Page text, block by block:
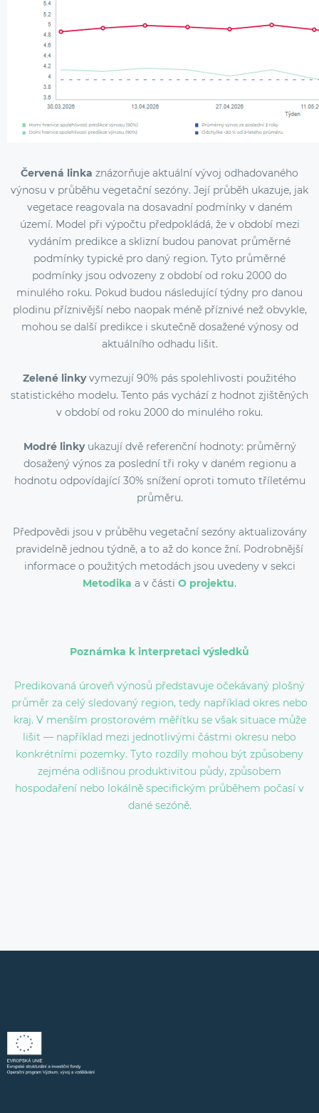
Červená linka znázorňuje aktuální vývoj odhadovaného
výnosu v průběhu vegetační sezóny. Její průběh ukazuje, jak
vegetace reagovala na dosavadní podmínky v daném
území. Model při výpočtu předpokládá, že v období mezi
vydáním predikce a sklizní budou panovat průměrné
podmínky typické pro daný region. Tyto průměrné
podmínky jsou odvozeny z období od roku 2000 do
minulého roku. Pokud budou následující týdny pro danou
plodinu příznivější nebo naopak méně příznivé než obvykle,
mohou se další predikce i skutečně dosažené výnosy od
aktuálního odhadu lišit.
Zelené linkyvymezují 90% pás spolehlivosti použitého
statistického modelu. Tento pás vychází z hodnot zjištěných
v období od roku 2000 do minulého roku.
Modré linkyukazují dvě referenční hodnoty: průměrný
dosažený výnos za poslední tři roky v daném regionu a
hodnotu odpovídající 30% snížení oproti tomuto tříletému
průměru.
Předpovědi jsou v průběhu vegetační sezóny aktualizovány
pravidelně jednou týdně, a to až do konce žní. Podrobnější
informace o použitých metodách jsou uvedeny v sekci
Metodika a v části O projektu.
Poznámka k interpretaci výsledků
Predikovaná úroveň výnosů představuje očekávaný plošný
průměr za celý sledovaný region, tedy například okres nebo
kraj. V menším prostorovém měřítku se však situace může
lišit — například mezi jednotlivými částmi okresu nebo
konkrétními pozemky. Tyto rozdíly mohou být způsobeny
zejména odlišnou produktivitou půdy, způsobem
hospodaření nebo lokálně specifickým průběhem počasí v
dané sezóně.